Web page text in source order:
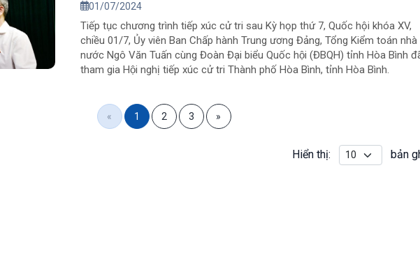
01/07/2024
Tiếp tục chương trình tiếp xúc cử tri sau Kỳ họp thứ 7, Quốc hội khóa XV,
chiều 01/7, Ủy viên Ban Chấp hành Trung ương Đảng, Tổng Kiểm toán nhà
nước Ngô Văn Tuấn cùng Đoàn Đại biểu Quốc hội (ĐBQH) tỉnh Hòa Bình
tham gia Hội nghị tiếp xúc cử tri Thành phố Hòa Bình, tỉnh Hòa Bình.
« 1 2 3 »
Hiển thị: bản